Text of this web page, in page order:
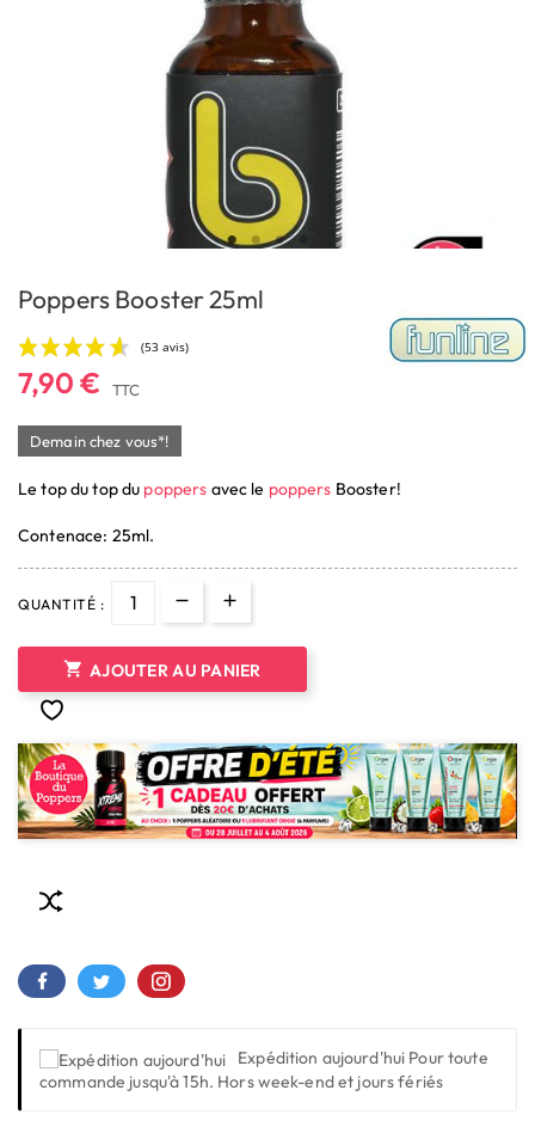
Poppers Booster 25ml
(53 avis)
7,90 € TTC
Demain chez vous*!
Le top du top du poppers avec le poppers Booster!
Contenace: 25ml.
QUANTITÉ :
 AJOUTER AU PANIER
Expédition aujourd'hui Pour toute
commande jusqu'à 15h. Hors week-end et jours fériés